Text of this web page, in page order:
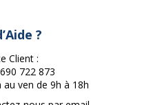
?
Client :
722 873
au ven de 9h à 18h